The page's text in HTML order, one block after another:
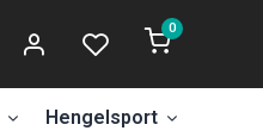
0
Hengelsport